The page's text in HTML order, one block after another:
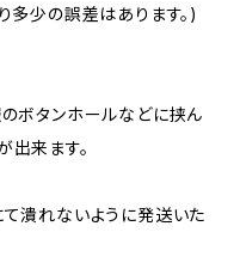
多少の誤差はあります。)
ボタンホールなどに挟ん
出来ます。
て潰れないように発送いた